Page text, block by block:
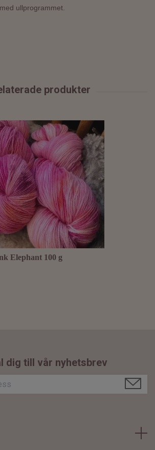
ullprogrammet.
Elephant 100 g
dig till vår nyhetsbrev